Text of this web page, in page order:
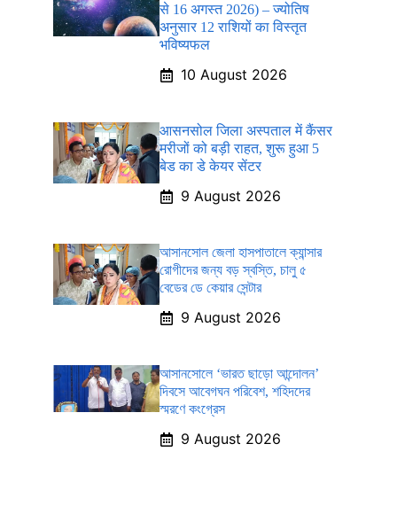
से 16 अगस्त 2026) – ज्योतिष
अनुसार 12 राशियों का विस्तृत
भविष्यफल
10 August 2026
आसनसोल जिला अस्पताल में कैंसर
मरीजों को बड़ी राहत, शुरू हुआ 5
बेड का डे केयर सेंटर
9 August 2026
আসানসোল জেলা হাসপাতালে ক্যান্সার
রোগীদের জন্য বড় স্বস্তি, চালু ৫
বেডের ডে কেয়ার সেন্টার
9 August 2026
আসানসোলে ‘ভারত ছাড়ো আন্দোলন’
দিবসে আবেগঘন পরিবেশ, শহিদদের
স্মরণে কংগ্রেস
9 August 2026